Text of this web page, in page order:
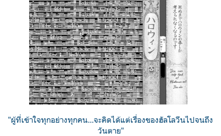
"ผู้ที่เข้าใจทุกอย่างทุกคน...จะคิดได้แต่เรื่องของฮัลโลวีนไปจนถึง
วันตาย"